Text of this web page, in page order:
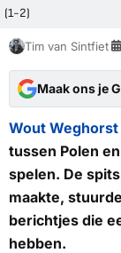
(1-2)
Tim van Sintfiet
Maak ons je
Wout Weghorst
tussen Polen
spelen. De
maakte,
berichtjes die
hebben.